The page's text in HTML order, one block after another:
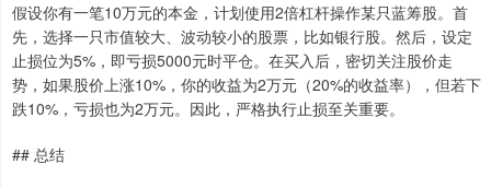
假设你有一笔10万元的本金，计划使用2倍杠杆操作某只蓝筹股。首
先，选择一只市值较大、波动较小的股票，比如银行股。然后，设定
止损位为5%，即亏损5000元时平仓。在买入后，密切关注股价走
势，如果股价上涨10%，你的收益为2万元（20%的收益率），但若下
跌10%，亏损也为2万元。因此，严格执行止损至关重要。
## 总结